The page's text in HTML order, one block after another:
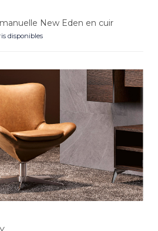
New Eden en cuir
disponibles